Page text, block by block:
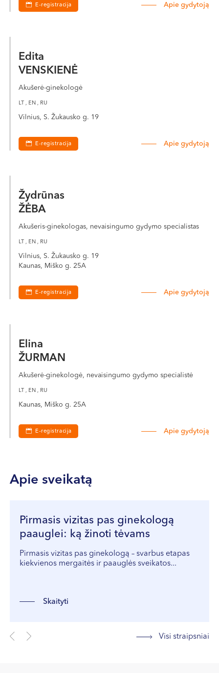
E-registracija Apie gydytoją
Edita
VENSKIENĖ
Akušerė-ginekologė
LT , EN , RU
Vilnius, S. Žukausko g. 19
E-registracija Apie gydytoją
Žydrūnas
ŽĖBA
Akušeris-ginekologas, nevaisingumo gydymo specialistas
LT , EN , RU
Vilnius, S. Žukausko g. 19
Kaunas, Miško g. 25A
E-registracija Apie gydytoją
Elina
ŽURMAN
Akušerė-ginekologė, nevaisingumo gydymo specialistė
LT , EN , RU
Kaunas, Miško g. 25A
E-registracija Apie gydytoją
Apie sveikatą
Pirmasis vizitas pas ginekologą
paauglei: ką žinoti tėvams
Pirmasis vizitas pas ginekologą – svarbus etapas
kiekvienos mergaitės ir paauglės sveikatos...
Skaityti
Visi straipsniai